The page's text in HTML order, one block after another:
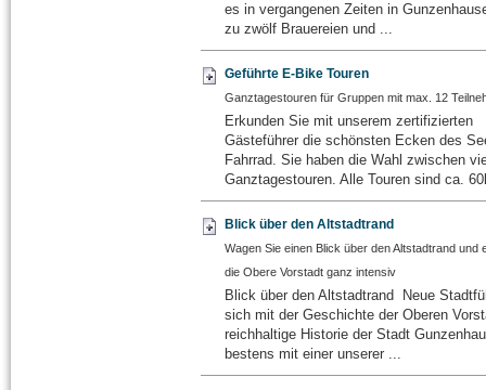
es in vergangenen Zeiten in
zu zwölf Brauereien und ...
Geführte E-Bike Touren
Ganztagestouren für Gruppen mit max. 12
Erkunden Sie mit unserem zertifizierten
Gästeführer die schönsten Ecken des
Fahrrad. Sie haben die Wahl zwischen
Ganztagestouren. Alle Touren sind ca.
Blick über den Altstadtrand
Wagen Sie einen Blick über den Altstadtrand und
die Obere Vorstadt ganz intensiv
Blick über den Altstadtrand Neue
sich mit der Geschichte der Oberen
reichhaltige Historie der Stadt
bestens mit einer unserer ...